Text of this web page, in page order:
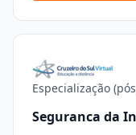
Especialização
Seguranca da